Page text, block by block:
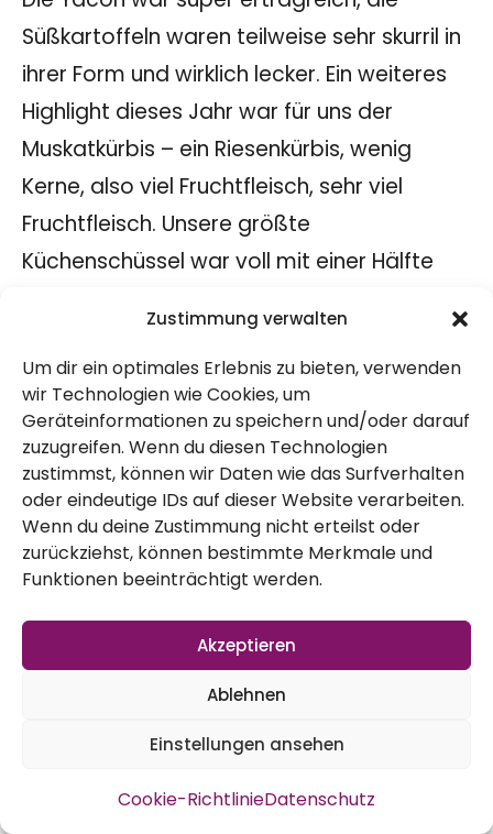
Zustimmung verwalten
Um dir ein optimales Erlebnis zu bieten, verwenden
wir Technologien wie Cookies, um
Geräteinformationen zu speichern und/oder darauf
zuzugreifen. Wenn du diesen Technologien
zustimmst, können wir Daten wie das Surfverhalten
oder eindeutige IDs auf dieser Website verarbeiten.
Wenn du deine Zustimmung nicht erteilst oder
zurückziehst, können bestimmte Merkmale und
Funktionen beeinträchtigt werden.
Akzeptieren
Ablehnen
Einstellungen ansehen
Cookie-RichtlinieDatenschutz
Süßkartoffeln waren teilweise sehr skurril in
ihrer Form und wirklich lecker. Ein weiteres
Highlight dieses Jahr war für uns der
Muskatkürbis – ein Riesenkürbis, wenig
Kerne, also viel Fruchtfleisch, sehr viel
Fruchtfleisch. Unsere größte
Küchenschüssel war voll mit einer Hälfte
Kürbis ist sehr ertragreich. Wir haben den
Teil, den wir nicht direkt verarbeiten einfach
gewürfelt und eingefroren. Zum
Geschmack: Er ist sehr mild und auch roh
richtig lecker. Kocht man ihn (oder
dämpft) wird er noch süßer. Ein weiteres
Highlight waren für uns definitiv auch die
Pepinos, also die Melonenbirnen. Zwar lief
das dieses Jahr noch nicht perfekt, aber
hoffentlich 2017 durch die Überwinterung
der Pflanze. Dieses Jahr sind sie vor dem
Frost nicht wirklich reif geworden – aber
doch soweit, dass sie im Haus nachreifen